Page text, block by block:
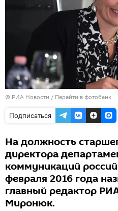
© РИА Новости / Перейти в фотобанк
Подписаться
На должность
директора
коммуникаций
февраля 2016 года
главный редактор
Миронюк.